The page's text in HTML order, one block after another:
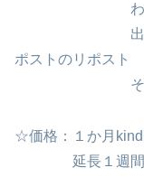
わからない
出版後のレ
ポストのリポスト
その他ネッ
☆価格：１か月
延長１週間に